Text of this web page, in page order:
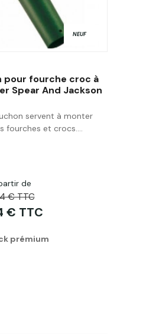
NEUF
pour fourche croc à
Spear And Jackson
servent à monter
fourches et crocs....
de
€ TTC
€ TTC
prémium